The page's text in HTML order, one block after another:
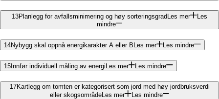
13Planlegg for avfallsminimering og høy sorteringsgrad Les mer
Les
mindre
14Nybygg skal oppnå energikarakter A eller B Les mer Les mindre
15Innfør individuell måling av energiLes mer Les mindre
17Kartlegg om tomten er kategorisert som jord med høy jordbruksverdi
eller skogsområdeLes mer Les mindre